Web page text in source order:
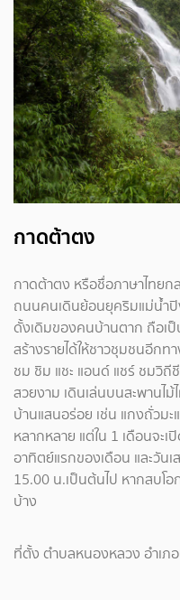
กาดต้าตง
กาดต้าตง หรือชื่อภาษาไทย
ถนนคนเดินย้อนยุคริมแม่น้ำ
ดั้งเดิมของคนบ้านตาก ถือเป็
สร้างรายได้ให้ชาวชุมชนอีกท
ชม ชิม แชะ แอนด์ แชร์ ชมวิ
สวยงาม เดินเล่นบนสะพานไ
บ้านแสนอร่อย เช่น แกงถั่วมะ
หลากหลาย แต่ใน 1 เดือนจะ
อาทิตย์แรกของเดือน และวัน
15.00 น.เป็นต้นไป หากสบโ
บ้าง
ที่ตั้ง ตำบลหนองหลวง อำเภ